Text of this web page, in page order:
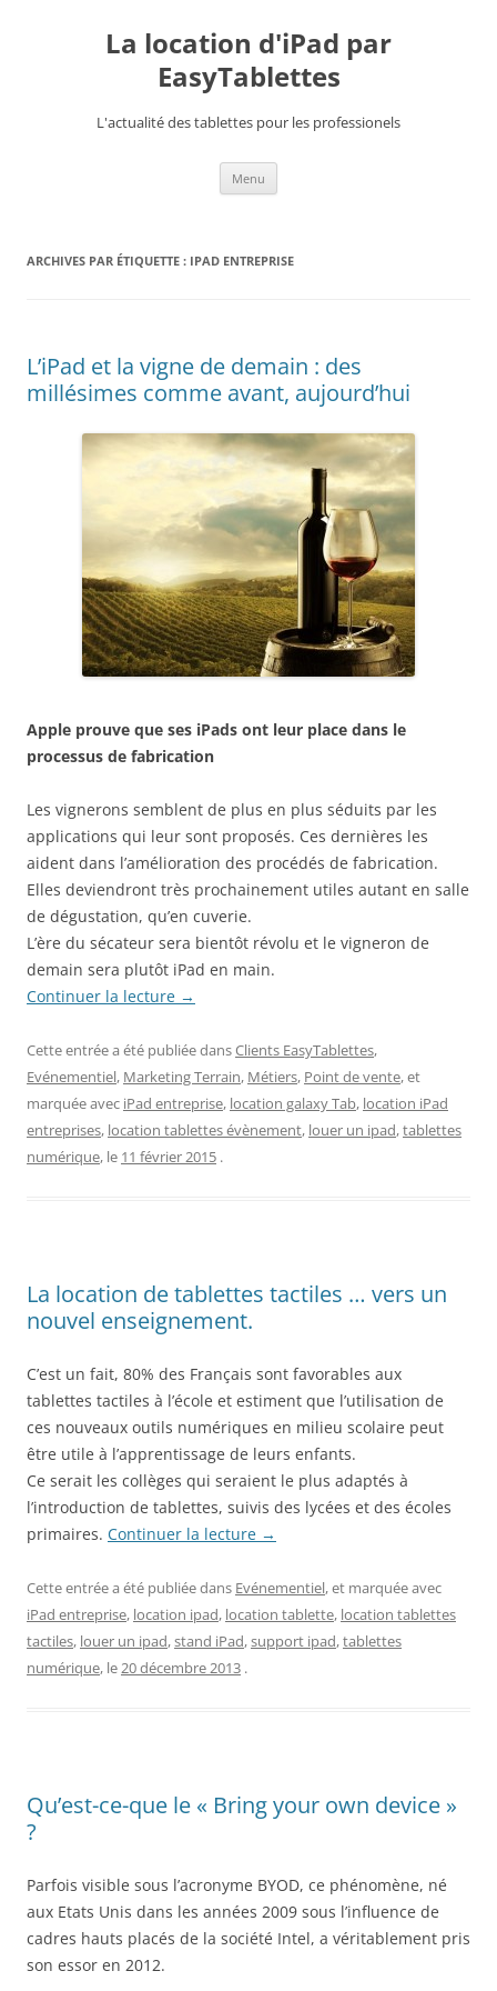
La location d'iPad par
EasyTablettes
L'actualité des tablettes pour les professionels
Menu
ARCHIVES PAR ÉTIQUETTE : IPAD ENTREPRISE
L’iPad et la vigne de demain : des
millésimes comme avant, aujourd’hui
Apple prouve que ses iPads ont leur place dans le
processus de fabrication
Les vignerons semblent de plus en plus séduits par les
applications qui leur sont proposés. Ces dernières les
aident dans l’amélioration des procédés de fabrication.
Elles deviendront très prochainement utiles autant en salle
de dégustation, qu’en cuverie.
L’ère du sécateur sera bientôt révolu et le vigneron de
demain sera plutôt iPad en main.
Continuer la lecture →
Cette entrée a été publiée dansClients EasyTablettes,
Evénementiel, Marketing Terrain, Métiers, Point de vente, et
marquée avec iPad entreprise, location galaxy Tab, location iPad
entreprises, location tablettes évènement, louer un ipad,tablettes
numérique, le 11 février 2015 .
La location de tablettes tactiles … vers un
nouvel enseignement.
C’est un fait, 80% des Français sont favorables aux
tablettes tactiles à l’école et estiment que l’utilisation de
ces nouveaux outils numériques en milieu scolaire peut
être utile à l’apprentissage de leurs enfants.
Ce serait les collèges qui seraient le plus adaptés à
l’introduction de tablettes, suivis des lycées et des écoles
primaires. Continuer la lecture →
Cette entrée a été publiée dans Evénementiel, et marquée avec
iPad entreprise, location ipad, location tablette, location tablettes
tactiles, louer un ipad,stand iPad,support ipad,tablettes
numérique, le20 décembre 2013 .
Qu’est-ce-que le « Bring your own device »
?
Parfois visible sous l’acronyme BYOD, ce phénomène, né
aux Etats Unis dans les années 2009 sous l’influence de
cadres hauts placés de la société Intel, a véritablement pris
son essor en 2012.